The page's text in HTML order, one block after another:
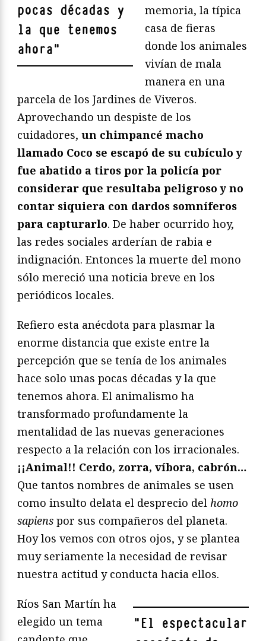
pocas décadas y
la que tenemos
ahora"
memoria, la típica
casa de fieras
donde los animales
vivían de mala
manera en una
parcela de los Jardines de Viveros.
Aprovechando un despiste de los
cuidadores, un chimpancé macho
llamado Coco se escapó de su cubículo y
fue abatido a tiros por la policía por
considerar que resultaba peligroso y no
contar siquiera con dardos somníferos
para capturarlo. De haber ocurrido hoy,
las redes sociales arderían de rabia e
indignación. Entonces la muerte del mono
sólo mereció una noticia breve en los
periódicos locales.
Refiero esta anécdota para plasmar la
enorme distancia que existe entre la
percepción que se tenía de los animales
hace solo unas pocas décadas y la que
tenemos ahora. El animalismo ha
transformado profundamente la
mentalidad de las nuevas generaciones
respecto a la relación con los irracionales.
¡¡Animal!! Cerdo, zorra, víbora, cabrón…
Que tantos nombres de animales se usen
como insulto delata el desprecio del homo
sapiens por sus compañeros del planeta.
Hoy los vemos con otros ojos, y se plantea
muy seriamente la necesidad de revisar
nuestra actitud y conducta hacia ellos.
"El espectacular
Ríos San Martín ha
elegido un tema